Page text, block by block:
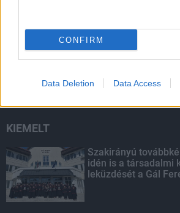
CONFIRM
Data Deletion Data Access
Túlfogyasztás napja
felhasználta az
KIEMELT
Szakirányú
idén is a társadalmi
leküzdését a Gál